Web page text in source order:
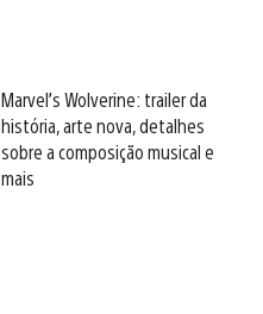
Marvel’s Wolverine: trailer da
história, arte nova, detalhes
sobre a composição musical e
mais